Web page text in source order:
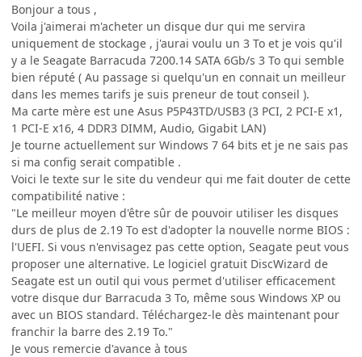
Bonjour a tous ,
Voila j'aimerai m'acheter un disque dur qui me servira
uniquement de stockage , j'aurai voulu un 3 To et je vois qu'il
y a le Seagate Barracuda 7200.14 SATA 6Gb/s 3 To qui semble
bien réputé ( Au passage si quelqu'un en connait un meilleur
dans les memes tarifs je suis preneur de tout conseil ).
Ma carte mère est une Asus P5P43TD/USB3 (3 PCI, 2 PCI-E x1,
1 PCI-E x16, 4 DDR3 DIMM, Audio, Gigabit LAN)
Je tourne actuellement sur Windows 7 64 bits et je ne sais pas
si ma config serait compatible .
Voici le texte sur le site du vendeur qui me fait douter de cette
compatibilité native :
"Le meilleur moyen d'être sûr de pouvoir utiliser les disques
durs de plus de 2.19 To est d'adopter la nouvelle norme BIOS :
l'UEFI. Si vous n'envisagez pas cette option, Seagate peut vous
proposer une alternative. Le logiciel gratuit DiscWizard de
Seagate est un outil qui vous permet d'utiliser efficacement
votre disque dur Barracuda 3 To, même sous Windows XP ou
avec un BIOS standard. Téléchargez-le dès maintenant pour
franchir la barre des 2.19 To."
Je vous remercie d'avance à tous